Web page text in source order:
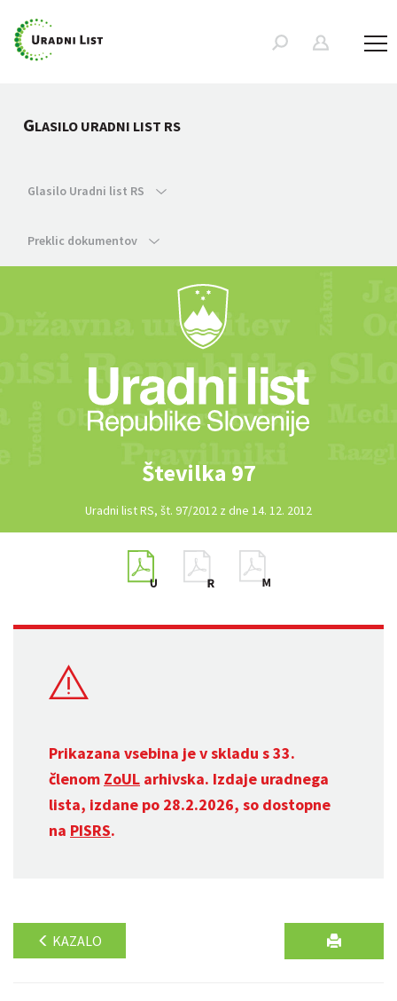
GLASILO URADNI LIST RS
Glasilo Uradni list RS
Preklic dokumentov
Številka 97
Uradni list RS, št. 97/2012 z dne 14. 12. 2012
Prikazana vsebina je v skladu s 33.
členom ZoUL arhivska. Izdaje uradnega
lista, izdane po 28.2.2026, so dostopne
na PISRS.
KAZALO